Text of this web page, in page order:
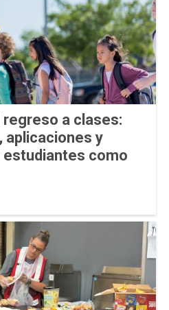
regreso a clases:
aplicaciones y
como